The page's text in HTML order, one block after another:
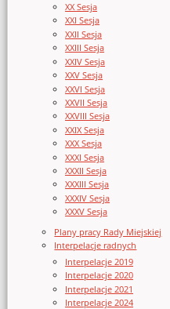
XX Sesja
XXI Sesja
XXII Sesja
XXIII Sesja
XXIV Sesja
XXV Sesja
XXVI Sesja
XXVII Sesja
XXVIII Sesja
XXIX Sesja
XXX Sesja
XXXI Sesja
XXXII Sesja
XXXIII Sesja
XXXIV Sesja
XXXV Sesja
Plany pracy Rady Miejskiej
Interpelacje radnych
Interpelacje 2019
Interpelacje 2020
Interpelacje 2021
Interpelacje 2024